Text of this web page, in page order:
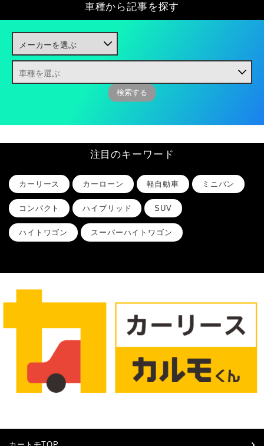
車種から記事を探す
注目のキーワード
カーリース カーローン 軽自動車 ミニバン
コンパクト ハイブリッド SUV
ハイトワゴン スーパーハイトワゴン